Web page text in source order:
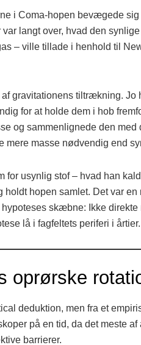
i Coma-hopen bevægede sig
langt over, hvad den
– ville tillade i henhold til
gravitationens tiltrækning. Jo
for at holde dem i hob
og sammenlignede den med
mere masse nødvendig end
for usynlig stof – hvad han
hopen samlet. Det var
skæbne: Ikke
lå i fagfeltets periferi i årtier.
oprørske
deduktion, men fra et
på en tid, da det meste af
barrierer.